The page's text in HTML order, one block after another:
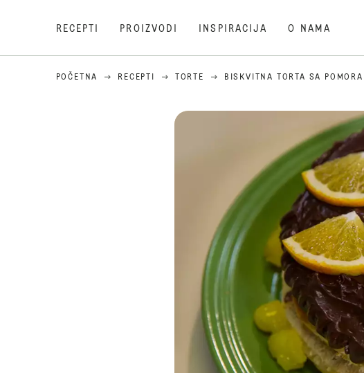
RECEPTI PROIZVODI INSPIRACIJA O NAMA
POČETNA RECEPTI TORTE BISKVITNA TORTA SA